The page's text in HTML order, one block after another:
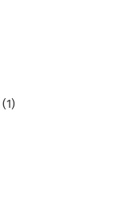
(1)